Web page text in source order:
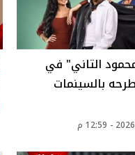
التاني" في
بالسينمات